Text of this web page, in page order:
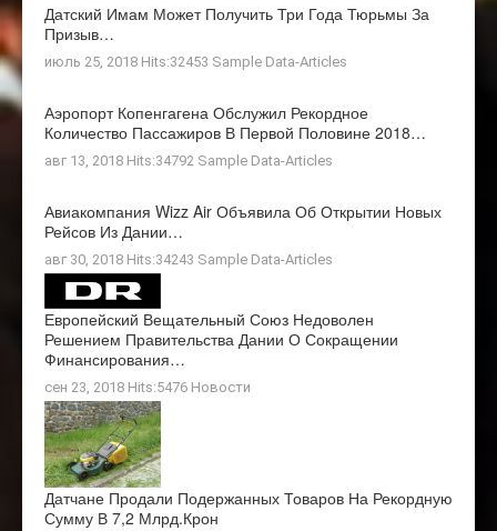
Датский Имам Может Получить Три Года Тюрьмы За
Призыв…
июль 25, 2018 Hits:32453 Sample Data-Articles
Аэропорт Копенгагена Обслужил Рекордное
Количество Пассажиров В Первой Половине 2018…
авг 13, 2018 Hits:34792 Sample Data-Articles
Авиакомпания Wizz Air Объявила Об Открытии Новых
Рейсов Из Дании…
авг 30, 2018 Hits:34243 Sample Data-Articles
Европейский Вещательный Союз Недоволен
Решением Правительства Дании О Сокращении
Финансирования…
сен 23, 2018 Hits:5476 Новости
Датчане Продали Подержанных Товаров На Рекордную
Сумму В 7,2 Млрд.крон